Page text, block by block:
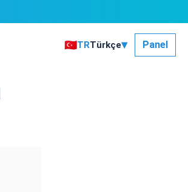
🇹🇷TRTürkçe▾ Panel